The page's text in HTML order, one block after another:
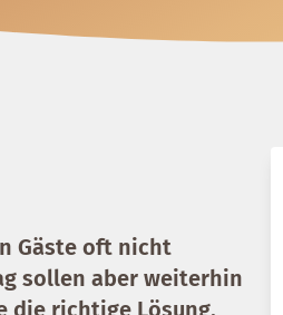
Gäste oft nicht
sollen aber weiterhin
die richtige Lösung.